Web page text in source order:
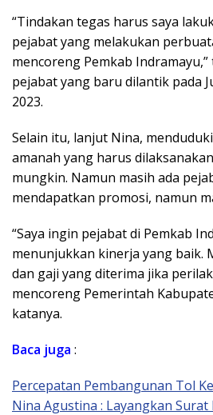
“Tindakan tegas harus saya
pejabat yang melakukan
mencoreng Pemkab
pejabat yang baru dilantik pada
2023.
Selain itu, lanjut Nina,
amanah yang harus
mungkin. Namun masih ada
mendapatkan promosi, namun
“Saya ingin pejabat di Pemkab
menunjukkan kinerja yang baik.
dan gaji yang diterima jika
mencoreng Pemerintah
katanya.
Baca juga :
Percepatan Pembangunan Tol
Nina Agustina : Layangkan Surat